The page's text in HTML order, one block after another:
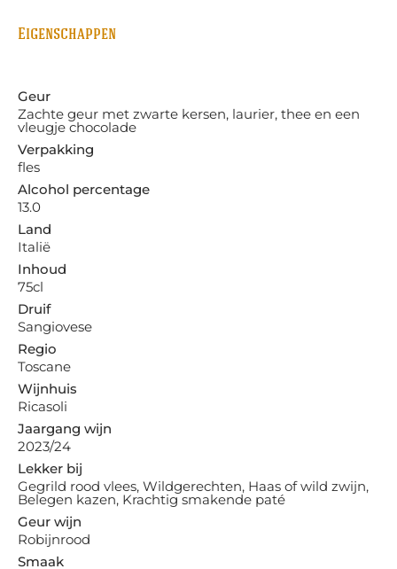
Eigenschappen
Geur
Zachte geur met zwarte kersen, laurier, thee en een
vleugje chocolade
Verpakking
fles
Alcohol percentage
13.0
Land
Italië
Inhoud
75cl
Druif
Sangiovese
Regio
Toscane
Wijnhuis
Ricasoli
Jaargang wijn
2023/24
Lekker bij
Gegrild rood vlees, Wildgerechten, Haas of wild zwijn,
Belegen kazen, Krachtig smakende paté
Geur wijn
Robijnrood
Smaak